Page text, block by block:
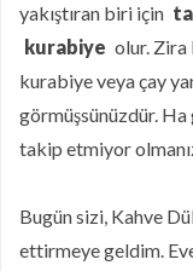
yakıştıran biri için
kurabiye olur. Zira
kurabiye veya çay
görmüşsünüzdür.
takip etmiyor
Bugün sizi, Kahve
ettirmeye geldim.